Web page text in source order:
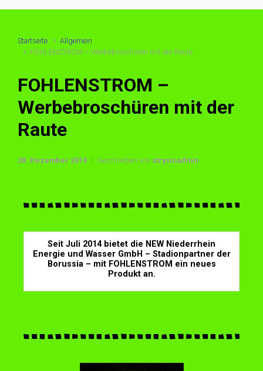
Startseite
Allgemein
FOHLENSTROM – Werbebroschüren mit der Raute
FOHLENSTROM –
Werbebroschüren mit der
Raute
28. Dezember 2019 Geschrieben von strysioadmin
Seit Juli 2014 bietet die NEW Niederrhein
Energie und Wasser GmbH – Stadionpartner der
Borussia – mit FOHLENSTROM ein neues
Produkt an.